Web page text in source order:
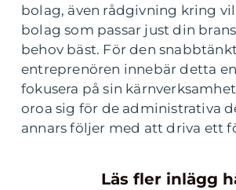
bolag, även rådgivning kring
bolag som passar just din
behov bäst. För den
entreprenören innebär detta
fokusera på sin
oroa sig för de administrativa
annars följer med att driva ett
Läs fler inlägg